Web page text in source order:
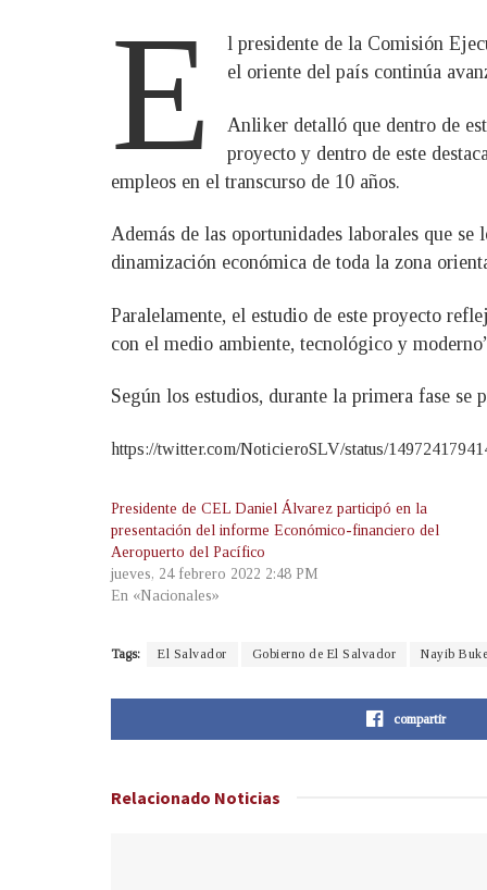
E
l presidente de la Comisión
el oriente del país continúa
Anliker detalló que dentro de
proyecto y dentro de este
empleos en el transcurso de 10 años.
Además de las oportunidades laborales que
dinamización económica de toda la zona
Paralelamente, el estudio de este proyecto
con el medio ambiente, tecnológico y
Según los estudios, durante la primera fase
https://twitter.com/NoticieroSLV/status/
Presidente de CEL Daniel Álvarez participó en la
presentación del informe Económico-financiero del
Aeropuerto del Pacífico
jueves, 24 febrero 2022 2:48 PM
En «Nacionales»
Tags: El Salvador Gobierno de El Salvador Nayib
compartir
Relacionado Noticias